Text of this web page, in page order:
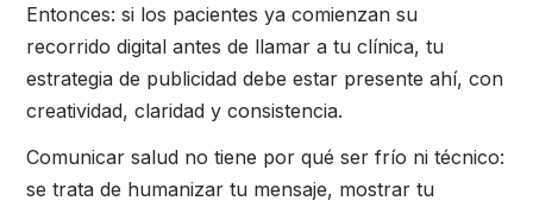
Entonces: si los pacientes ya comienzan su
recorrido digital antes de llamar a tu clínica, tu
estrategia de publicidad debe estar presente ahí, con
creatividad, claridad y consistencia.
Comunicar salud no tiene por qué ser frío ni técnico:
se trata de humanizar tu mensaje, mostrar tu